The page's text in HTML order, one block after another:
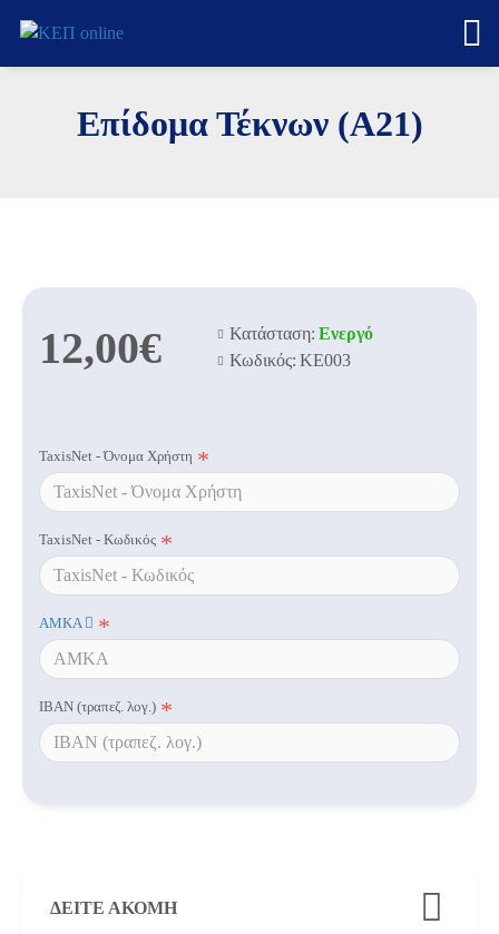
Επίδομα Τέκνων (Α21)
12,00€ Κατάσταση: Ενεργό
Κωδικός: KE003
TaxisNet - Όνομα Χρήστη
TaxisNet - Κωδικός
AMKA
IBAN (τραπεζ. λογ.)
ΔΕΊΤΕ ΑΚΌΜΗ